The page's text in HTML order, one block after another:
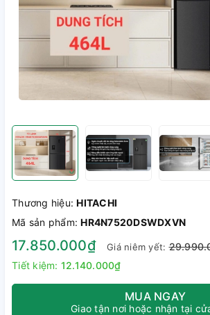
Thương hiệu:HITACHI
Mã sản phẩm:HR4N7520DSWDXVN
17.850.000₫ Giá niêm yết:
Tiết kiệm: 12.140.000₫
MUA NGAY
Giao tận nơi hoặc nhận tại